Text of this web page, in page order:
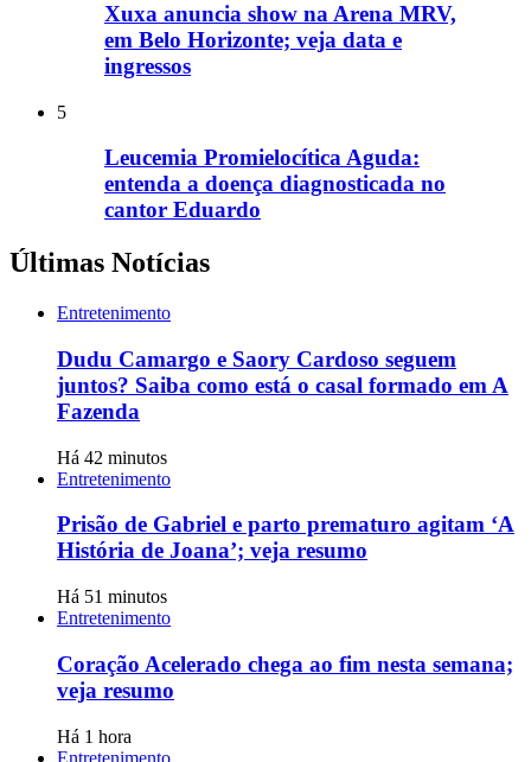
Xuxa anuncia show na Arena MRV,
em Belo Horizonte; veja data e
ingressos
5
Leucemia Promielocítica Aguda:
entenda a doença diagnosticada no
cantor Eduardo
Últimas Notícias
Entretenimento
Dudu Camargo e Saory Cardoso seguem
juntos? Saiba como está o casal formado em A
Fazenda
Há 42 minutos
Entretenimento
Prisão de Gabriel e parto prematuro agitam ‘A
História de Joana’; veja resumo
Há 51 minutos
Entretenimento
Coração Acelerado chega ao fim nesta semana;
veja resumo
Há 1 hora
Entretenimento